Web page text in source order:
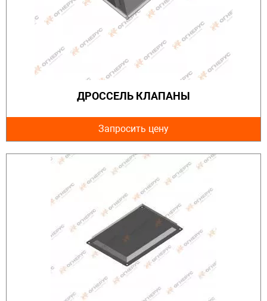
ДРОССЕЛЬ КЛАПАНЫ
Запросить цену